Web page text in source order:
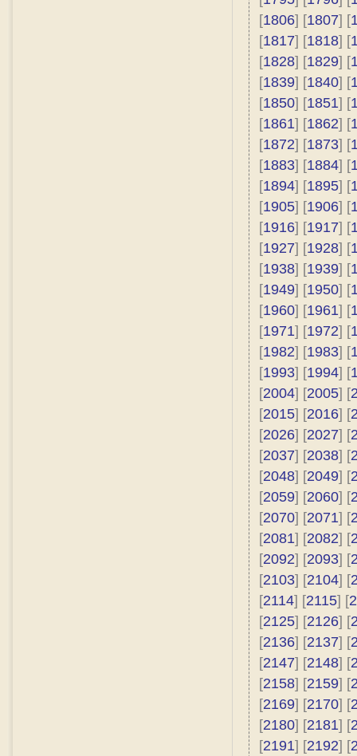
[1806] [1807] [
[1817] [1818] [
[1828] [1829] [
[1839] [1840] [
[1850] [1851] [
[1861] [1862] [
[1872] [1873] [
[1883] [1884] [
[1894] [1895] [
[1905] [1906] [
[1916] [1917] [
[1927] [1928] [
[1938] [1939] [
[1949] [1950] [
[1960] [1961] [
[1971] [1972] [
[1982] [1983] [
[1993] [1994] [
[2004] [2005] [
[2015] [2016] [
[2026] [2027] [
[2037] [2038] [
[2048] [2049] [
[2059] [2060] [
[2070] [2071] [
[2081] [2082] [
[2092] [2093] [
[2103] [2104] [
[2114] [2115] [
[2125] [2126] [
[2136] [2137] [
[2147] [2148] [
[2158] [2159] [
[2169] [2170] [
[2180] [2181] [
[2191] [2192] [